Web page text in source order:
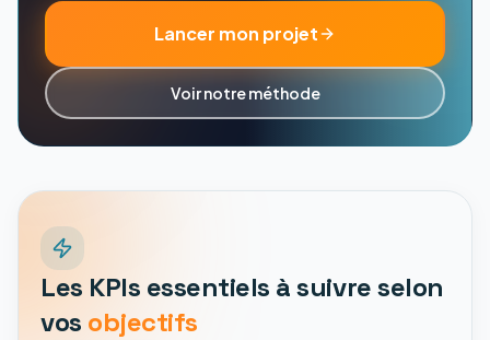
Lancer mon projet
Voir notre méthode
Les KPIs essentiels à suivre selon
vos objectifs